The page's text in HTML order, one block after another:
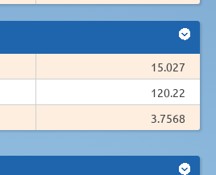
15.027
120.22
3.7568